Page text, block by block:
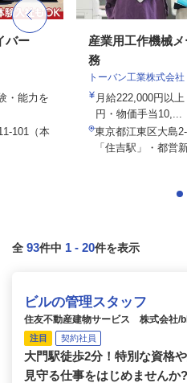
バー
・能力を
101（本
産業用工作機械
務
トーバン工業株式会
月給222,000円以
円・物価手当10,...
東京都江東区大島
「住吉駅」・都営
全 93件中 1 - 20件を表示
ビルの管理スタッフ
住友不動産建物サービス 株式会社/
注目 契約社員
大門駅徒歩2分！特別な資格
見守る仕事をはじめませんか?